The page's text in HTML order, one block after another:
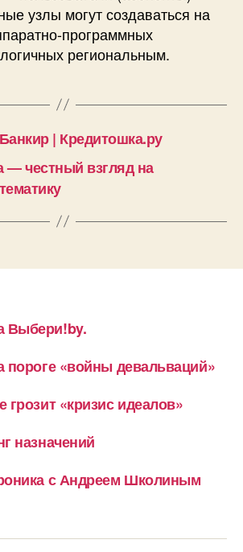
узлы могут создаваться на
программных
региональным.
| Кредитошка.ру
— честный взгляд на
Выбери!by.
пороге «войны девальваций»
грозит «кризис идеалов»
назначений
с Андреем Школиным